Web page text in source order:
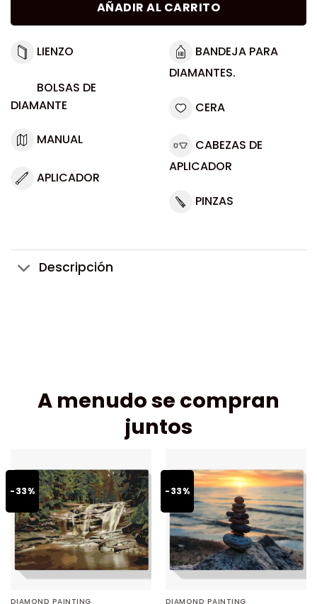
AÑADIR AL CARRITO
LIENZO
BOLSAS DE
DIAMANTE
MANUAL
APLICADOR
BANDEJA PARA
DIAMANTES.
CERA
CABEZAS DE
APLICADOR
PINZAS
Descripción
A menudo se compran
juntos
-33%
DIAMOND PAINTING
-33%
DIAMOND PAINTING